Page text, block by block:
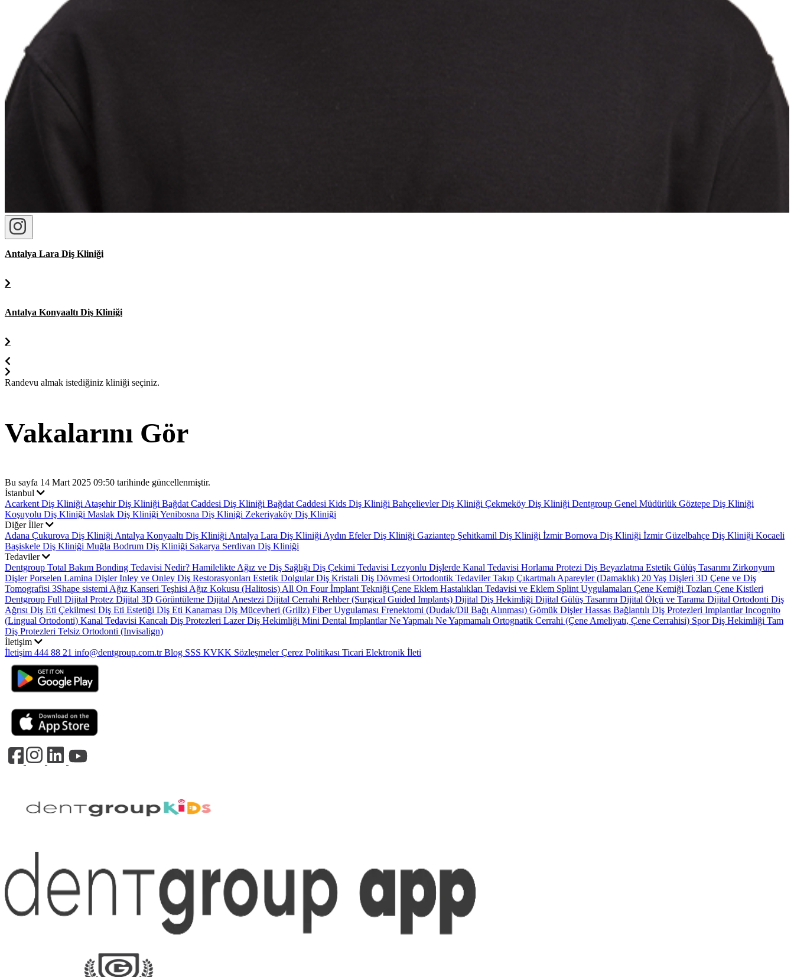
Antalya Lara Diş Kliniği
Antalya Konyaaltı Diş Kliniği
Randevu almak istediğiniz kliniği seçiniz.
Vakalarını Gör
Bu sayfa 14 Mart 2025 09:50 tarihinde güncellenmiştir.
İstanbul
Acarkent Diş Kliniği Ataşehir Diş Kliniği Bağdat Caddesi Diş Kliniği Bağdat Caddesi Kids Diş Kliniği Bahçelievler Diş Kliniği Çekmeköy Diş Kliniği Dentgroup Genel Müdürlük Göztepe Diş Kliniği
Koşuyolu Diş Kliniği Maslak Diş Kliniği Yenibosna Diş Kliniği Zekeriyaköy Diş Kliniği
Diğer İller
Adana Çukurova Diş Kliniği Antalya Konyaaltı Diş Kliniği Antalya Lara Diş Kliniği Aydın Efeler Diş Kliniği Gaziantep Şehitkamil Diş Kliniği İzmir Bornova Diş Kliniği İzmir Güzelbahçe Diş Kliniği Kocaeli
Başiskele Diş Kliniği Muğla Bodrum Diş Kliniği Sakarya Serdivan Diş Kliniği
Tedaviler
Dentgroup Total Bakım Bonding Tedavisi Nedir? Hamilelikte Ağız ve Diş Sağlığı Diş Çekimi Tedavisi Lezyonlu Dişlerde Kanal Tedavisi Horlama Protezi Diş Beyazlatma Estetik Gülüş Tasarımı Zirkonyum
DişlerPorselen Lamina DişlerInley ve Onley Diş Restorasyonları Estetik DolgularDiş Kristali Diş Dövmesi Ortodontik TedavilerTakıp Çıkartmalı Apareyler (Damaklık) 20 Yaş Dişleri 3D Çene ve Diş
Tomografisi 3Shape sistemi Ağız Kanseri Teşhisi Ağız Kokusu (Halitosis) All On Four İmplant Tekniği Çene Eklem Hastalıkları Tedavisi ve Eklem Splint Uygulamaları Çene Kemiği Tozları Çene Kistleri
Dentgroup Full Dijital Protez Dijital 3D Görüntüleme Dijital Anestezi Dijital Cerrahi Rehber (Surgical Guided Implants) Dijital Diş Hekimliği Dijital Gülüş Tasarımı Dijital Ölçü ve Tarama Dijital Ortodonti Diş
Ağrısı Diş Eti Çekilmesi Diş Eti Estetiği Diş Eti Kanaması Diş Mücevheri (Grillz) Fiber Uygulaması Frenektomi (Dudak/Dil Bağı Alınması) Gömük DişlerHassas Bağlantılı Diş Protezleri ImplantlarIncognito
(Lingual Ortodonti) Kanal Tedavisi Kancalı Diş Protezleri Lazer Diş Hekimliği Mini Dental ImplantlarNe Yapmalı Ne Yapmamalı Ortognatik Cerrahi (Çene Ameliyatı, Çene Cerrahisi) Spor Diş Hekimliği Tam
Diş Protezleri Telsiz Ortodonti (Invisalign)
İletişim
İletişim 444 88 21 info@dentgroup.com.tr Blog SSS KVKK SözleşmelerÇerez Politikası Ticari Elektronik İleti